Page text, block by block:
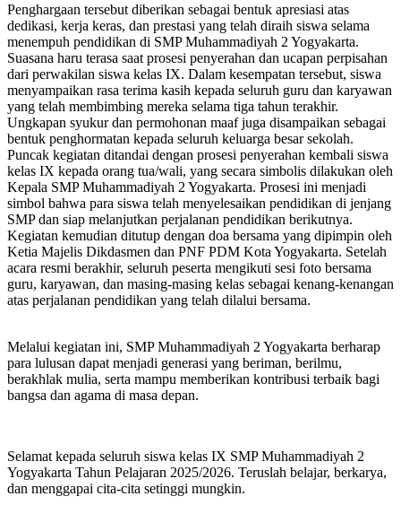
Penghargaan tersebut diberikan sebagai bentuk apresiasi atas
dedikasi, kerja keras, dan prestasi yang telah diraih siswa selama
menempuh pendidikan di SMP Muhammadiyah 2 Yogyakarta.
Suasana haru terasa saat prosesi penyerahan dan ucapan perpisahan
dari perwakilan siswa kelas IX. Dalam kesempatan tersebut, siswa
menyampaikan rasa terima kasih kepada seluruh guru dan karyawan
yang telah membimbing mereka selama tiga tahun terakhir.
Ungkapan syukur dan permohonan maaf juga disampaikan sebagai
bentuk penghormatan kepada seluruh keluarga besar sekolah.
Puncak kegiatan ditandai dengan prosesi penyerahan kembali siswa
kelas IX kepada orang tua/wali, yang secara simbolis dilakukan oleh
Kepala SMP Muhammadiyah 2 Yogyakarta. Prosesi ini menjadi
simbol bahwa para siswa telah menyelesaikan pendidikan di jenjang
SMP dan siap melanjutkan perjalanan pendidikan berikutnya.
Kegiatan kemudian ditutup dengan doa bersama yang dipimpin oleh
Ketia Majelis Dikdasmen dan PNF PDM Kota Yogyakarta. Setelah
acara resmi berakhir, seluruh peserta mengikuti sesi foto bersama
guru, karyawan, dan masing-masing kelas sebagai kenang-kenangan
atas perjalanan pendidikan yang telah dilalui bersama.
Melalui kegiatan ini, SMP Muhammadiyah 2 Yogyakarta berharap
para lulusan dapat menjadi generasi yang beriman, berilmu,
berakhlak mulia, serta mampu memberikan kontribusi terbaik bagi
bangsa dan agama di masa depan.
Selamat kepada seluruh siswa kelas IX SMP Muhammadiyah 2
Yogyakarta Tahun Pelajaran 2025/2026. Teruslah belajar, berkarya,
dan menggapai cita-cita setinggi mungkin.